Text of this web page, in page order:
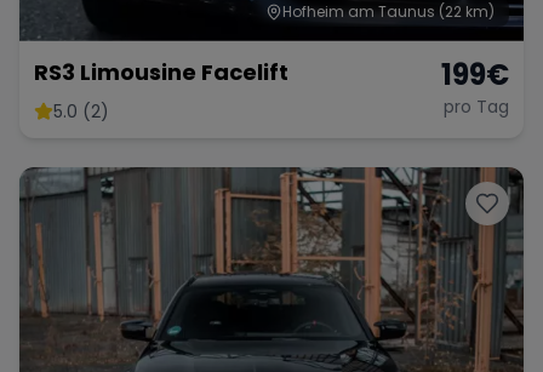
Hofheim am Taunus (22 km)
RS3 Limousine Facelift
5.0 (2)
199€
pro Tag